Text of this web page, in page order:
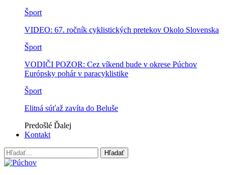
Šport
VIDEO: 67. ročník cyklistických pretekov Okolo Slovenska
Šport
VODIČI POZOR: Cez víkend bude v okrese Púchov
Európsky pohár v paracyklistike
Šport
Elitná súťaž zavíta do Beluše
Predošlé Ďalej
Kontakt